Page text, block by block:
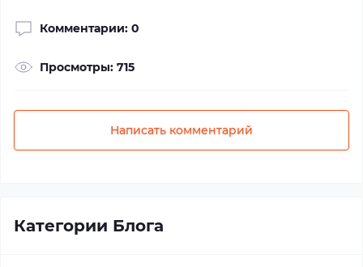
Комментарии: 0
Просмотры: 715
Написать комментарий
Категории Блога